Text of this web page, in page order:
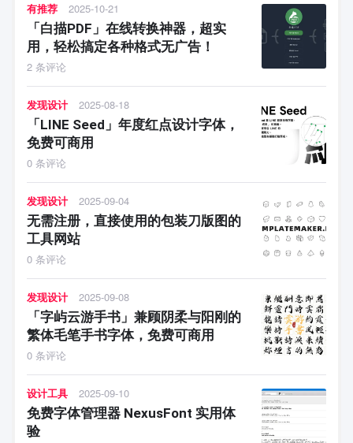
有推荐 2025-10-21
「白描PDF」在线转换神器，超实
用，轻松搞定各种格式无广告！
2 条评论
发现设计 2025-08-18
「LINE Seed」年度红点设计字体，
免费可商用
0 条评论
发现设计 2025-09-04
无需注册，直接使用的包装刀版图的
工具网站
0 条评论
发现设计 2025-09-08
「字屿云游手书」兼顾阴柔与阳刚的
繁体毛笔手书字体，免费可商用
0 条评论
设计工具 2025-09-10
免费字体管理器 NexusFont 实用体
验